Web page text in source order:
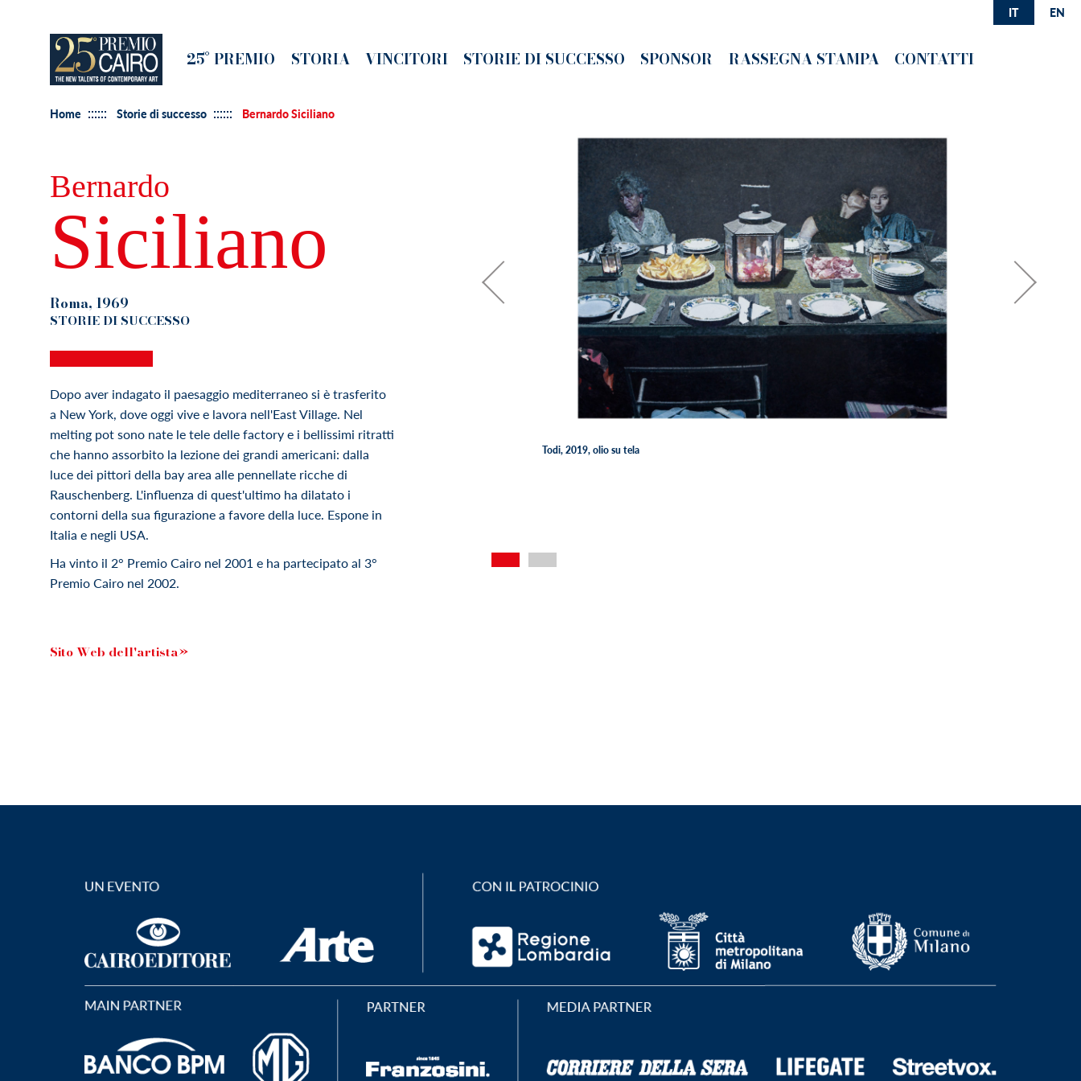
Main
25° PREMIO STORIA VINCITORI STORIE DI SUCCESSO SPONSOR RASSEGNA STAMPA CONTATTI
IT EN
Home Storie di successo Bernardo Siciliano
Bernardo
Siciliano
Roma, 1969
STORIE DI SUCCESSO
Dopo aver indagato il paesaggio mediterraneo si è trasferito
a New York, dove oggi vive e lavora nell'East Village. Nel
melting pot sono nate le tele delle factory e i bellissimi ritratti
che hanno assorbito la lezione dei grandi americani: dalla
luce dei pittori della bay area alle pennellate ricche di
Rauschenberg. L'influenza di quest'ultimo ha dilatato i
contorni della sua figurazione a favore della luce. Espone in
Italia e negli USA.
Ha vinto il 2° Premio Cairo nel 2001 e ha partecipato al 3°
Premio Cairo nel 2002.
Sito Web dell'artista»
Todi, 2019, olio su tela